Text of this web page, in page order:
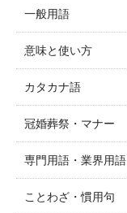
一般用語
意味と使い方
カタカナ語
冠婚葬祭・マナー
専門用語・業界用語
ことわざ・慣用句